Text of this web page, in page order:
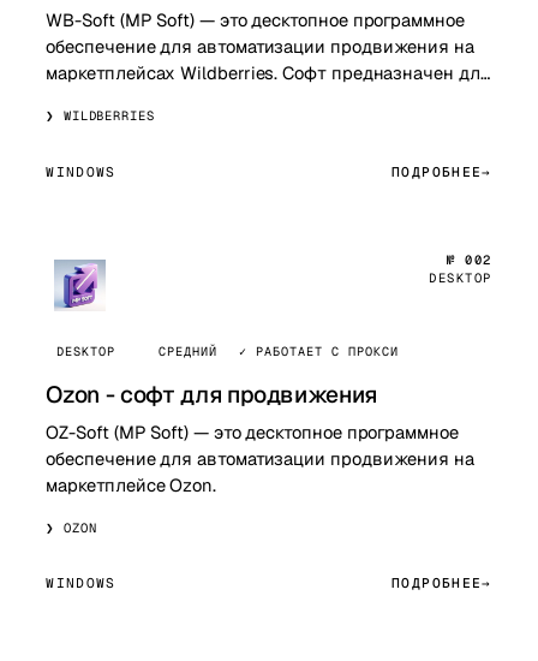
WB-Soft (MP Soft) — это десктопное программное
обеспечение для автоматизации продвижения на
маркетплейсах Wildberries. Софт предназначен для
WILDBERRIES
WINDOWS ПОДРОБНЕЕ
№ 002
DESKTOP
DESKTOP СРЕДНИЙ ✓ РАБОТАЕТ С ПРОКСИ
Ozon - софт для продвижения
OZ-Soft (MP Soft) — это десктопное программное
обеспечение для автоматизации продвижения на
маркетплейсе Ozon.
OZON
WINDOWS ПОДРОБНЕЕ